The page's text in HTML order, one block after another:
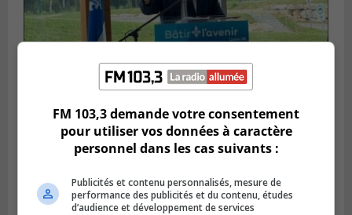
SAINT-HUBERT
Publié le 14 juillet 2026 à 04h58
L’ÉNA de Saint-Hubert pourrait vivre une
FM 103,3 demande votre consentement
pour utiliser vos données à caractère
personnel dans les cas suivants :
Publicités et contenu personnalisés, mesure de
performance des publicités et du contenu, études
d’audience et développement de services